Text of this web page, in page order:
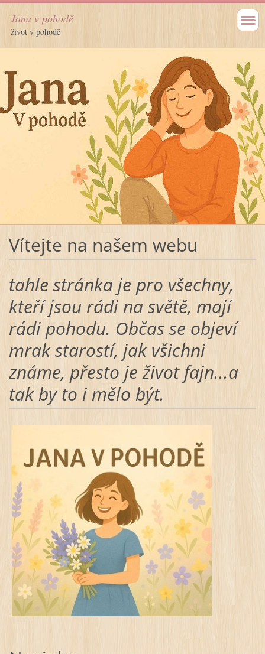
Jana v pohodě
život v pohodě
Vítejte na našem webu
tahle stránka je pro všechny,
kteří jsou rádi na světě, mají
rádi pohodu. Občas se objeví
mrak starostí, jak všichni
známe, přesto je život fajn...a
tak by to i mělo být.